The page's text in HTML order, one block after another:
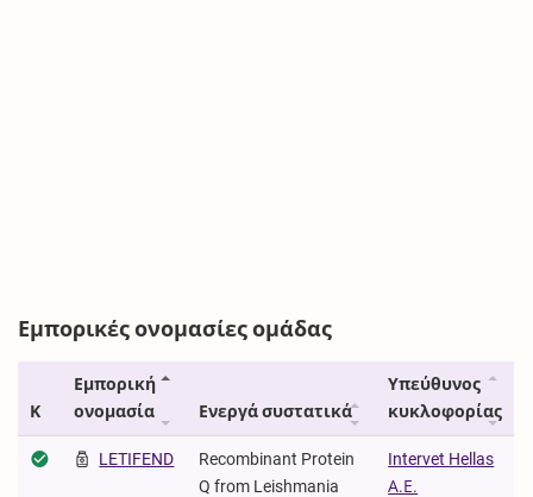
Εμπορικές ονομασίες ομάδας
Κ
Εμπορική
ονομασία
Ενεργά συστατικά
Υπεύθυνος
κυκλοφορίας
LETIFEND
Recombinant Protein
Q from Leishmania
Intervet Hellas
Α.Ε.